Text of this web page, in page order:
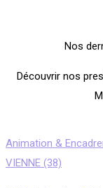
Nos
Découvrir nos
Animation &
VIENNE (38)